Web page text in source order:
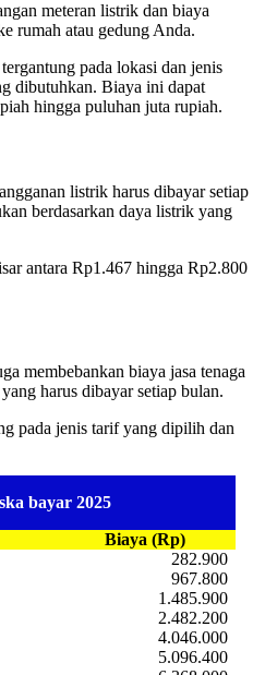
meteran listrik dan biaya
rumah atau gedung Anda.
pada lokasi dan jenis
dibutuhkan. Biaya ini dapat
hingga puluhan juta rupiah.
listrik harus dibayar setiap
berdasarkan daya listrik yang
antara Rp1.467 hingga Rp2.800
membebankan biaya jasa tenaga
harus dibayar setiap bulan.
pada jenis tarif yang dipilih dan
bayar 2025
Biaya (Rp)
282.900
967.800
1.485.900
2.482.200
4.046.000
5.096.400